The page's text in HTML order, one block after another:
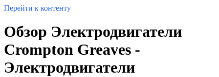
Перейти к контенту
Обзор Электродвигатели
Crompton Greaves -
Электродвигатели